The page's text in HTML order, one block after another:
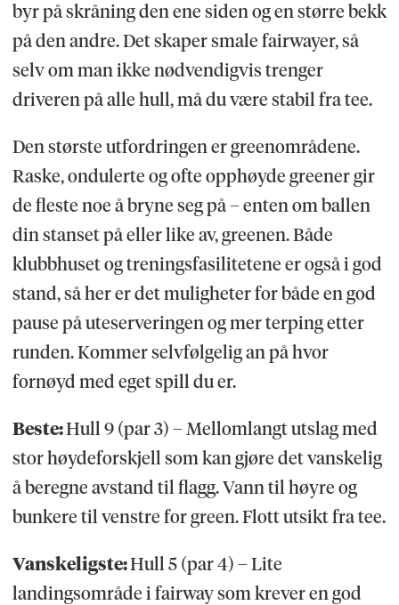
byr på skråning den ene siden og en større bekk
på den andre. Det skaper smale fairwayer, så
selv om man ikke nødvendigvis trenger
driveren på alle hull, må du være stabil fra tee.
Den største utfordringen er greenområdene.
Raske, ondulerte og ofte opphøyde greener gir
de fleste noe å bryne seg på – enten om ballen
din stanset på eller like av, greenen. Både
klubbhuset og treningsfasilitetene er også i god
stand, så her er det muligheter for både en god
pause på uteserveringen og mer terping etter
runden. Kommer selvfølgelig an på hvor
fornøyd med eget spill du er.
Beste:Hull 9 (par 3) – Mellomlangt utslag med
stor høydeforskjell som kan gjøre det vanskelig
å beregne avstand til flagg. Vann til høyre og
bunkere til venstre for green. Flott utsikt fra tee.
Vanskeligste:Hull 5 (par 4) – Lite
landingsområde i fairway som krever en god